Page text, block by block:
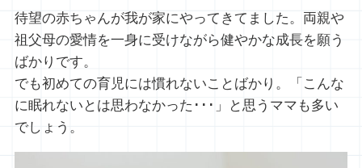
待望の赤ちゃんが我が家にやってきてました。両親や
祖父母の愛情を一身に受けながら健やかな成長を願う
ばかりです。
でも初めての育児には慣れないことばかり。「こんな
に眠れないとは思わなかった･･･」と思うママも多い
でしょう。